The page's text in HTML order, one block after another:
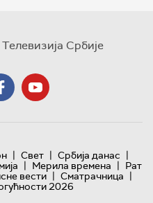
Србије
| Свет | Србија данас |
| Мерила времена | Рат
вести | Сматрачница |
2026